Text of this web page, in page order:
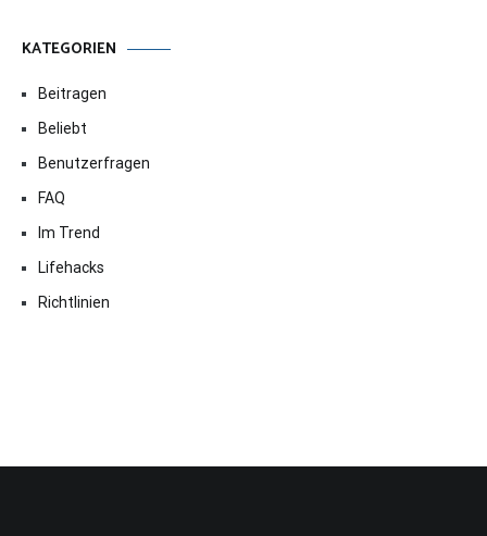
KATEGORIEN
Beitragen
Beliebt
Benutzerfragen
FAQ
Im Trend
Lifehacks
Richtlinien